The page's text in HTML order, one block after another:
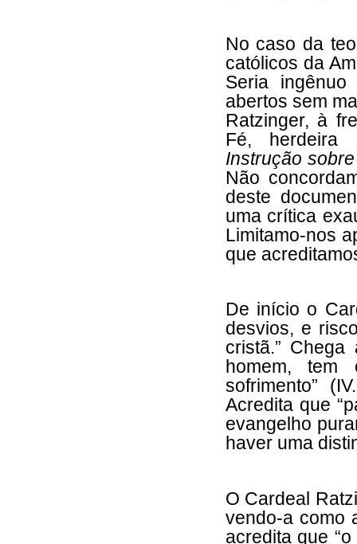
No caso da
católicos da
Seria
abertos sem
Ratzinger, à
Fé, herdeira
Instrução
Não
deste
uma crítica
Limitamo-nos
que
De início o
desvios, e
cristã.”
homem,
sofrimento”
Acredita que
evangelho
haver uma
O Cardeal
vendo-a como
acredita que